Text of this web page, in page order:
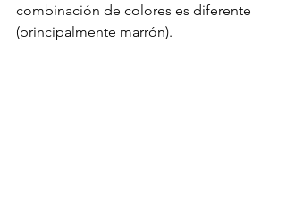
combinación de colores es diferente
(principalmente marrón).